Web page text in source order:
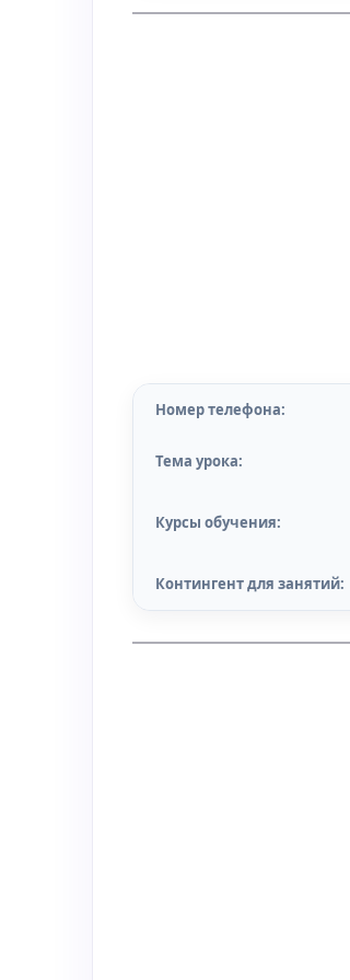
Номер телефона:
Тема урока:
Курсы обучения:
Контингент для занятий: